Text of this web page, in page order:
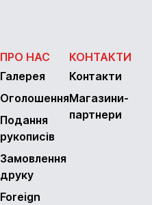
ПРО НАС
Галерея
Оголошення
Подання
рукописів
Замовлення
друку
Foreign
КОНТАКТИ
Контакти
Магазини-
партнери